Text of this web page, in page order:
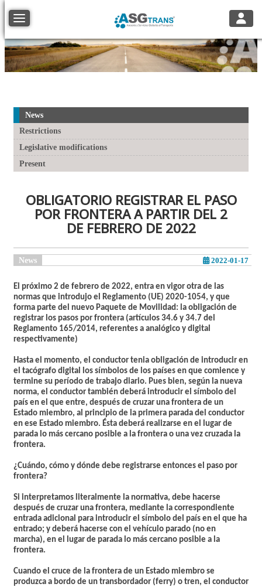
Toggle navigation
News
Restrictions
Legislative modifications
Present
OBLIGATORIO REGISTRAR EL PASO
POR FRONTERA A PARTIR DEL 2
DE FEBRERO DE 2022
News 2022-01-17
El próximo 2 de febrero de 2022, entra en vigor otra de las
normas que introdujo el Reglamento (UE) 2020-1054, y que
forma parte del nuevo Paquete de Movilidad: la obligación de
registrar los pasos por frontera (artículos 34.6 y 34.7 del
Reglamento 165/2014, referentes a analógico y digital
respectivamente)
Hasta el momento, el conductor tenia obligación de introducir en
el tacógrafo digital los símbolos de los países en que comience y
termine su período de trabajo diario. Pues bien, según la nueva
norma, el conductor también deberá introducir el símbolo del
país en el que entre, después de cruzar una frontera de un
Estado miembro, al principio de la primera parada del conductor
en ese Estado miembro. Ésta deberá realizarse en el lugar de
parada lo más cercano posible a la frontera o una vez cruzada la
frontera.
¿Cuándo, cómo y dónde debe registrarse entonces el paso por
frontera?
Si interpretamos literalmente la normativa, debe hacerse
después de cruzar una frontera, mediante la correspondiente
entrada adicional para introducir el símbolo del país en el que ha
entrado; y deberá hacerse con el vehículo parado (no en
marcha), en el lugar de parada lo más cercano posible a la
frontera.
Cuando el cruce de la frontera de un Estado miembro se
produzca a bordo de un transbordador (ferry) o tren, el conductor